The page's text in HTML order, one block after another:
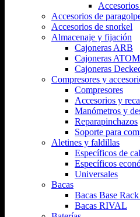
Accesorios de
Accesorios de snorkel
Almacenaje y fijación
Cajoneras ARB
Cajoneras
Cajoneras
Compresores y
Compresores
Accesorios y
Manómetros y
Reparapinchazos
Soporte para
Aletines y faldillas
Específicos de
Específicos
Universales
Bacas
Bacas Base
Bacas RIVAL